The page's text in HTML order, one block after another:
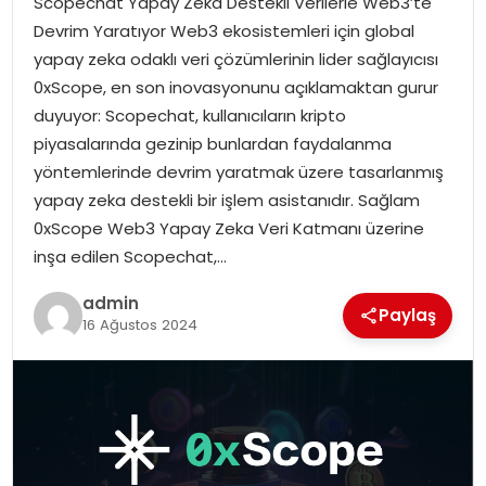
YAŞAM
MAGAZIN
SAĞLIK
SOSYAL HABER
Devrim Yaratıyor Web3 ekosistemleri için global
yapay zeka odaklı veri çözümlerinin lider sağlayıcısı
0xScope, en son inovasyonunu açıklamaktan gurur
duyuyor: Scopechat, kullanıcıların kripto
piyasalarında gezinip bunlardan faydalanma
yöntemlerinde devrim yaratmak üzere tasarlanmış
yapay zeka destekli bir işlem asistanıdır. Sağlam
0xScope Web3 Yapay Zeka Veri Katmanı üzerine
inşa edilen Scopechat,…
admin
16 Ağustos 2024 Paylaş